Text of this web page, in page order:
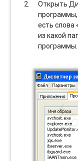
Открыть
программы,
есть слова
из какой
программы.